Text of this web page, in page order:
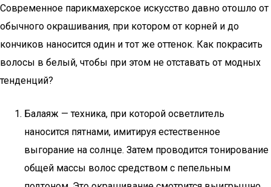
Современное парикмахерское искусство давно отошло от
обычного окрашивания, при котором от корней и до
кончиков наносится один и тот же оттенок. Как покрасить
волосы в белый, чтобы при этом не отставать от модных
тенденций?
Балаяж — техника, при которой осветлитель
наносится пятнами, имитируя естественное
выгорание на солнце. Затем проводится тонирование
общей массы волос средством с пепельным